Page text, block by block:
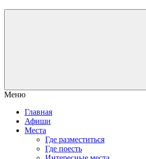
Меню
Главная
Афиши
Места
Где разместиться
Где поесть